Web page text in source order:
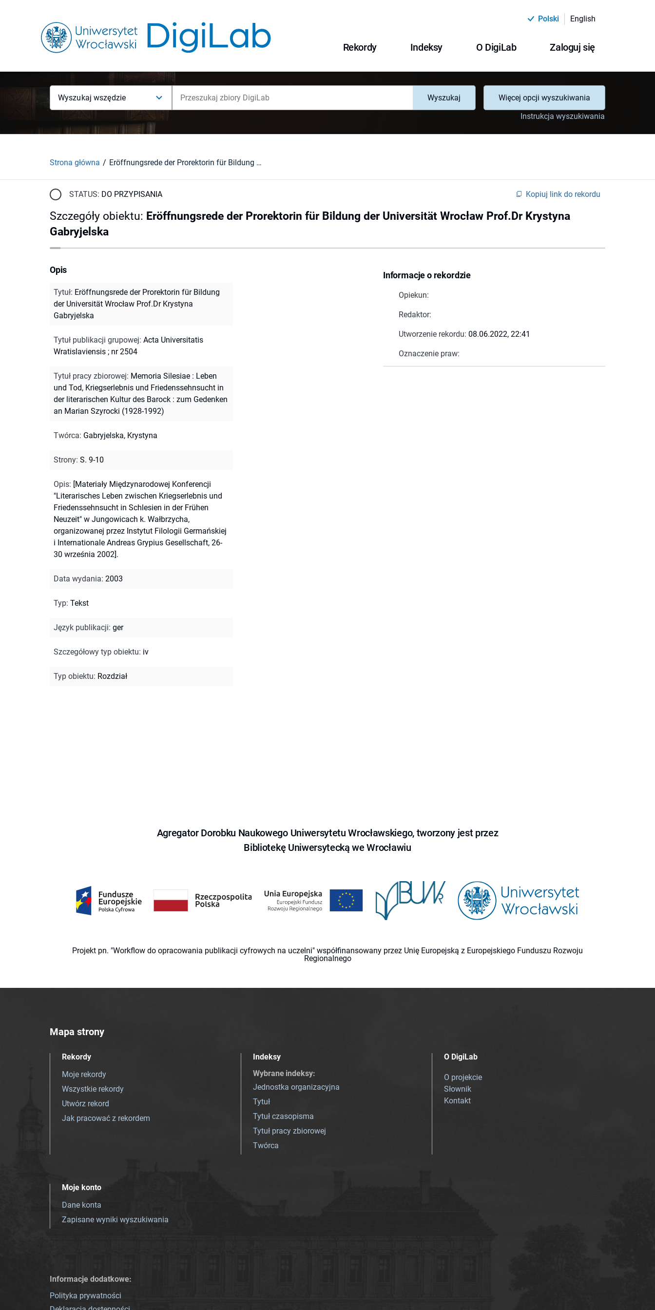
Polski English
Rekordy Indeksy O DigiLab Zaloguj się
Wyszukaj wszędzie Wyszukaj
Więcej opcji wyszukiwania
Instrukcja wyszukiwania
Strona główna Eröffnungsrede der Prorektorin für Bildung der Universität Wrocław Prof.Dr Krystyna Gabryjelska
STATUS: DO PRZYPISANIA Kopiuj link do rekordu
Szczegóły obiektu: Eröffnungsrede der Prorektorin für Bildung der Universität Wrocław Prof.Dr Krystyna
Gabryjelska
Informacje o rekordzie
Opiekun:
Redaktor:
Utworzenie rekordu: 08.06.2022, 22:41
Oznaczenie praw:
Opis
Tytuł: Eröffnungsrede der Prorektorin für Bildung
der Universität Wrocław Prof.Dr Krystyna
Gabryjelska
Tytuł publikacji grupowej: Acta Universitatis
Wratislaviensis ; nr 2504
Tytuł pracy zbiorowej: Memoria Silesiae : Leben
und Tod, Kriegserlebnis und Friedenssehnsucht in
der literarischen Kultur des Barock : zum Gedenken
an Marian Szyrocki (1928-1992)
Twórca: Gabryjelska, Krystyna
Strony: S. 9-10
Opis: [Materiały Międzynarodowej Konferencji
"Literarisches Leben zwischen Kriegserlebnis und
Friedenssehnsucht in Schlesien in der Frühen
Neuzeit" w Jungowicach k. Wałbrzycha,
organizowanej przez Instytut Filologii Germańskiej
i Internationale Andreas Grypius Gesellschaft, 26-
30 września 2002].
Data wydania: 2003
Typ: Tekst
Język publikacji: ger
Szczegółowy typ obiektu: iv
Typ obiektu: Rozdział
Agregator Dorobku Naukowego Uniwersytetu Wrocławskiego, tworzony jest przez
Bibliotekę Uniwersytecką we Wrocławiu
Projekt pn. "Workflow do opracowania publikacji cyfrowych na uczelni" współfinansowany przez Unię Europejską z Europejskiego Funduszu Rozwoju
Regionalnego
Mapa strony
Rekordy
Moje rekordy
Wszystkie rekordy
Utwórz rekord
Jak pracować z rekordem
Indeksy
Wybrane indeksy:
Jednostka organizacyjna
Tytuł
Tytuł czasopisma
Tytuł pracy zbiorowej
Twórca
O DigiLab
O projekcie
Słownik
Kontakt
Moje konto
Dane konta
Zapisane wyniki wyszukiwania
Informacje dodatkowe:
Polityka prywatności